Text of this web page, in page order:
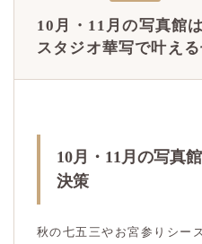
10月・11月の写真館
スタジオ華写で叶え
10月・11月の写真
決策
秋の七五三やお宮参りシー